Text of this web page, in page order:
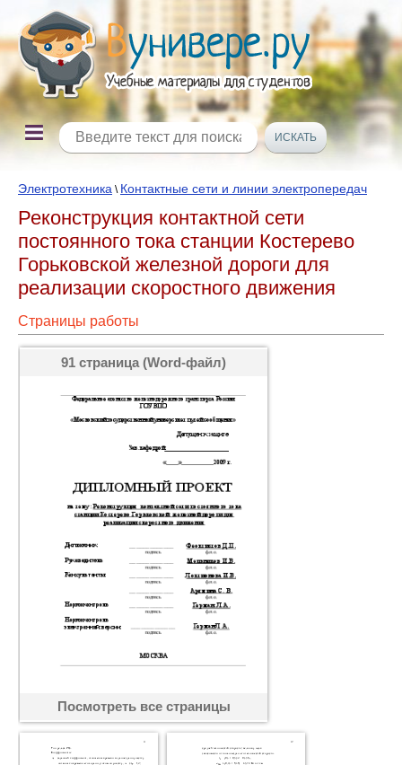
Электротехника \ Контактные сети и линии электропередач
Реконструкция контактной сети
постоянного тока станции Костерево
Горьковской железной дороги для
реализации скоростного движения
Страницы работы
91 страница (Word-файл)
Посмотреть все страницы